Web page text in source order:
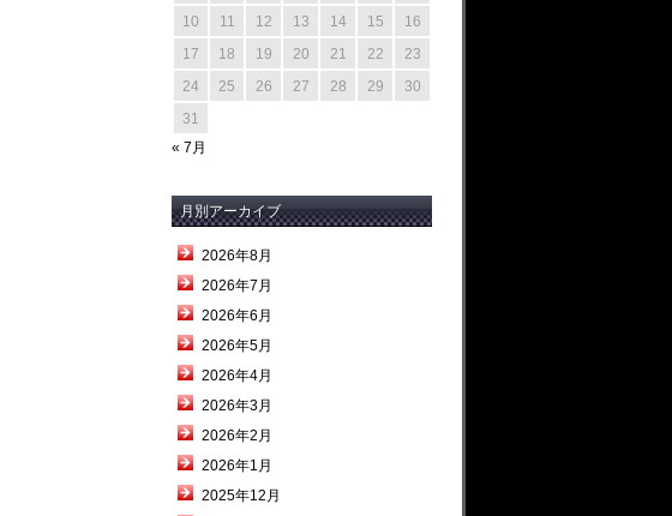
10
11 12 13 14 15
16
17
18 19 20 21 22
23
24
25 26 27 28 29
30
31
« 7月
月別アーカイブ
2026年8月
2026年7月
2026年6月
2026年5月
2026年4月
2026年3月
2026年2月
2026年1月
2025年12月